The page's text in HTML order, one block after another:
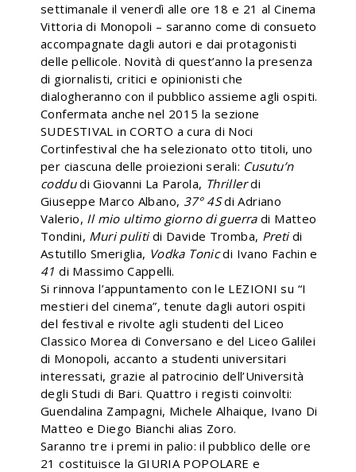
settimanale il venerdì alle ore 18 e 21 al Cinema
Vittoria di Monopoli – saranno come di consueto
accompagnate dagli autori e dai protagonisti
delle pellicole. Novità di quest’anno la presenza
di giornalisti, critici e opinionisti che
dialogheranno con il pubblico assieme agli ospiti.
Confermata anche nel 2015 la sezione
SUDESTIVAL in CORTO a cura di Noci
Cortinfestival che ha selezionato otto titoli, uno
per ciascuna delle proiezioni serali: Cusutu’n
coddudi Giovanni La Parola, Thrillerdi
Giuseppe Marco Albano, 37° 4Sdi Adriano
Valerio, Il mio ultimo giorno di guerradi Matteo
Tondini, Muri pulitidi Davide Tromba, Pretidi
Astutillo Smeriglia, Vodka Tonicdi Ivano Fachin e
41di Massimo Cappelli.
Si rinnova l’appuntamento con le LEZIONI su “I
mestieri del cinema”, tenute dagli autori ospiti
del festival e rivolte agli studenti del Liceo
Classico Morea di Conversano e del Liceo Galilei
di Monopoli, accanto a studenti universitari
interessati, grazie al patrocinio dell’Università
degli Studi di Bari. Quattro i registi coinvolti:
Guendalina Zampagni, Michele Alhaique, Ivano Di
Matteo e Diego Bianchi alias Zoro.
Saranno tre i premi in palio: il pubblico delle ore
21 costituisce la GIURIA POPOLARE e